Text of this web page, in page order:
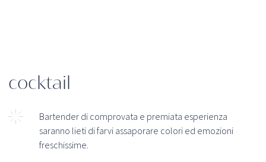
cocktail
Bartender di comprovata e premiata esperienza
saranno lieti di farvi assaporare colori ed emozioni
freschissime.